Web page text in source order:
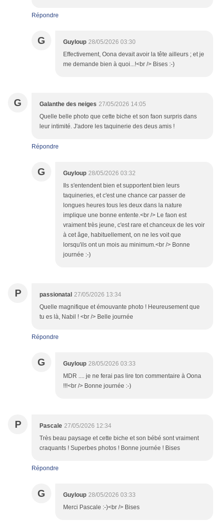
Répondre
G Guyloup 28/05/2026 03:30
Effectivement, Oona devait avoir la tête ailleurs ; et je
me demande bien à quoi...!<br /> Bises :-)
G Galanthe des neiges 27/05/2026 14:05
Quelle belle photo que cette biche et son faon surpris dans
leur intimité. J'adore les taquinerie des deus amis !
Répondre
G Guyloup 28/05/2026 03:32
Ils s'entendent bien et supportent bien leurs
taquineries, et c'est une chance car passer de
longues heures tous les deux dans la nature
implique une bonne entente.<br /> Le faon est
vraiment très jeune, c'est rare et chanceux de les voir
à cet âge, habituellement, on ne les voit que
lorsqu'ils ont un mois au minimum.<br /> Bonne
journée :-)
P passionatal 27/05/2026 13:34
Quelle magnifique et émouvante photo ! Heureusement que
tu es là, Nabil ! <br /> Belle journée
Répondre
G Guyloup 28/05/2026 03:33
MDR .... je ne ferai pas lire ton commentaire à Oona
!!!<br /> Bonne journée :-)
P Pascale 27/05/2026 12:34
Très beau paysage et cette biche et son bébé sont vraiment
craquants ! Superbes photos ! Bonne journée ! Bises
Répondre
G Guyloup 28/05/2026 03:33
Merci Pascale :-)<br /> Bises